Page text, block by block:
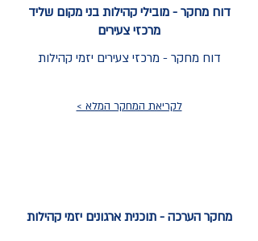
דוח מחקר - מובילי קהילות בני מקום שליד
מרכזי צעירים
דוח מחקר - מרכזי צעירים יזמי קהילות
לקריאת המחקר המלא >
מחקר הערכה - תוכנית ארגונים יזמי קהילות